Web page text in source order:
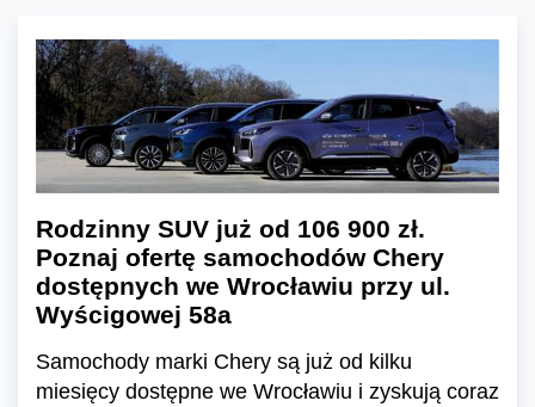
Rodzinny SUV już od 106 900 zł.
Poznaj ofertę samochodów Chery
dostępnych we Wrocławiu przy ul.
Wyścigowej 58a
Samochody marki Chery są już od kilku
miesięcy dostępne we Wrocławiu i zyskują coraz